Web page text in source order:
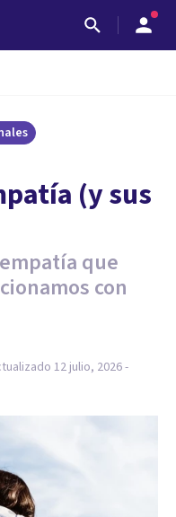
(y sus
que
con
12 julio, 2026 -